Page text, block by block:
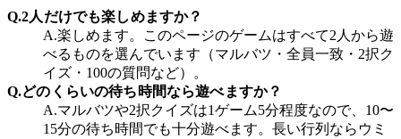
Q.2人だけでも楽しめますか？
A.楽しめます。このページのゲームはすべて2人から遊
べるものを選んでいます（マルバツ・全員一致・2択ク
イズ・100の質問など）。
Q.どのくらいの待ち時間なら遊べますか？
A.マルバツや2択クイズは1ゲーム5分程度なので、10〜
15分の待ち時間でも十分遊べます。長い行列ならウミ